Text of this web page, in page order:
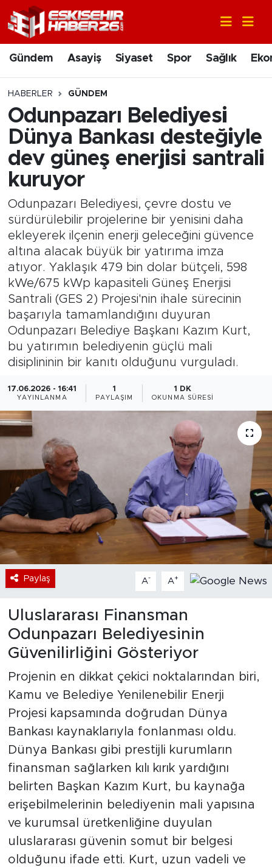
Gündem Asayiş Siyaset Spor Sağlık
HABERLER GÜNDEM
Odunpazarı Belediyesi
Dünya Bankası desteğiyle
dev güneş enerjisi santrali
kuruyor
Odunpazarı Belediyesi, çevre dostu ve
sürdürülebilir projelerine bir yenisini daha
ekleyerek ilçenin enerji geleceğini güvence
altına alacak büyük bir yatırıma imza
atıyor. Yaklaşık 479 bin dolar bütçeli, 598
kWe/675 kWp kapasiteli Güneş Enerjisi
Santrali (GES 2) Projesi'nin ihale sürecinin
başarıyla tamamlandığını duyuran
Odunpazarı Belediye Başkanı Kazım Kurt,
bu yatırımın belediyenin güçlü mali
disiplininin bir kanıtı olduğunu vurguladı.
17.06.2026 - 16:41
YAYINLANMA
1
PAYLAŞIM
1 DK
OKUNMA SÜRESI
Paylaş A- A+
Uluslararası Finansman
Odunpazarı Belediyesinin
Güvenilirliğini Gösteriyor
Projenin en dikkat çekici noktalarından biri,
Kamu ve Belediye Yenilenebilir Enerji
Projesi kapsamında doğrudan Dünya
Bankası kaynaklarıyla fonlanması oldu.
Dünya Bankası gibi prestijli kurumların
finansman sağlarken kılı kırık yardığını
belirten Başkan Kazım Kurt, bu kaynağa
erişebilmelerinin belediyenin mali yapısına
ve kurumsal üretkenliğine duyulan
uluslararası güvenin somut bir belgesi
olduğunu ifade etti. Kurt, uzun vadeli ve
Gündem
Asayiş
Siyaset
Spor
Sağlık
Ekonomi
Eğitim
Sanat
Bölge
Teknoloji
Magazin
Dünya
Nöbetçi Eczaneler
Hava Durumu
Trafik Durumu
Süper Lig Puan Durumu ve Fikstür
Tüm Manşetler
Son Dakika Haberleri
Haber Arşivi